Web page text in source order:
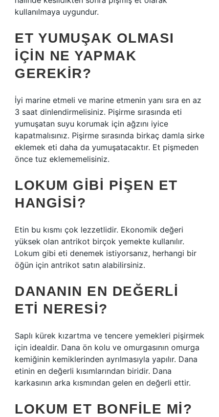
kullanılmaya uygundur.
ET YUMUŞAK OLMASI
IÇIN NE YAPMAK
GEREKIR?
İyi marine etmeli ve marine etmenin yanı sıra en az
3 saat dinlendirmelisiniz. Pişirme sırasında eti
yumuşatan suyu korumak için ağzını iyice
kapatmalısınız. Pişirme sırasında birkaç damla sirke
eklemek eti daha da yumuşatacaktır. Et pişmeden
önce tuz eklememelisiniz.
LOKUM GIBI PIŞEN ET
HANGISI?
Etin bu kısmı çok lezzetlidir. Ekonomik değeri
yüksek olan antrikot birçok yemekte kullanılır.
Lokum gibi eti denemek istiyorsanız, herhangi bir
öğün için antrikot satın alabilirsiniz.
DANANIN EN DEĞERLI
ETI NERESI?
Saplı kürek kızartma ve tencere yemekleri pişirmek
için idealdir. Dana ön kolu ve omurgasının omurga
kemiğinin kemiklerinden ayrılmasıyla yapılır. Dana
etinin en değerli kısımlarından biridir. Dana
karkasının arka kısmından gelen en değerli ettir.
LOKUM ET BONFILE MI?